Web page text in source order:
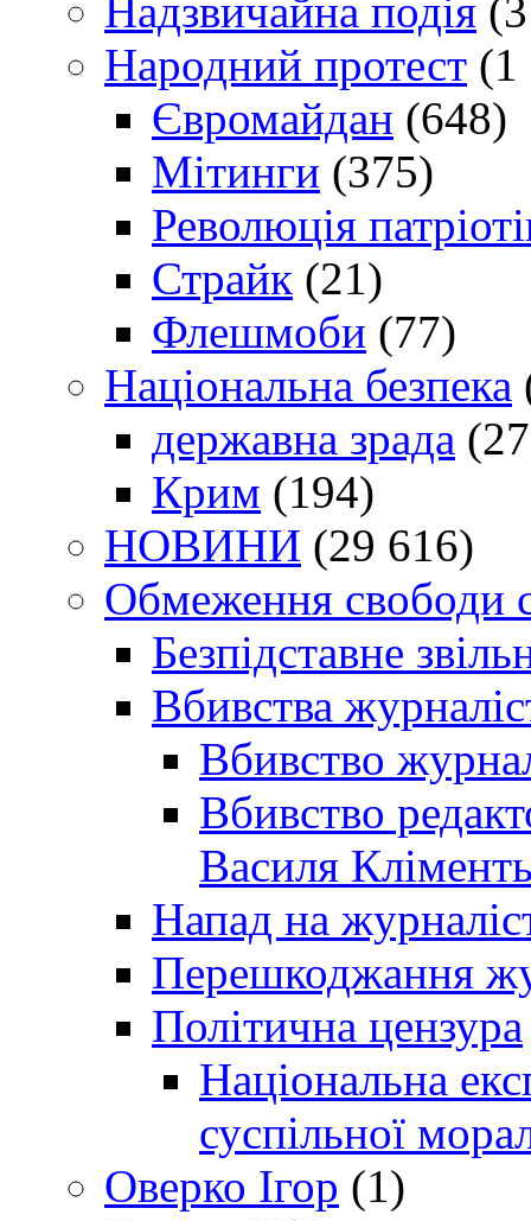
Надзвичайна подія
Народний протест (1
Євромайдан (648)
Мітинги (375)
Революція
Страйк (21)
Флешмоби (77)
Національна безпека
державна зрада
Крим (194)
НОВИНИ (29 616)
Обмеження свободи
Безпідставне
Вбивства
Вбивство
Вбивство
Василя
Напад на
Перешкоджання
Політична цензура
Національна
суспільної
Оверко Ігор (1)